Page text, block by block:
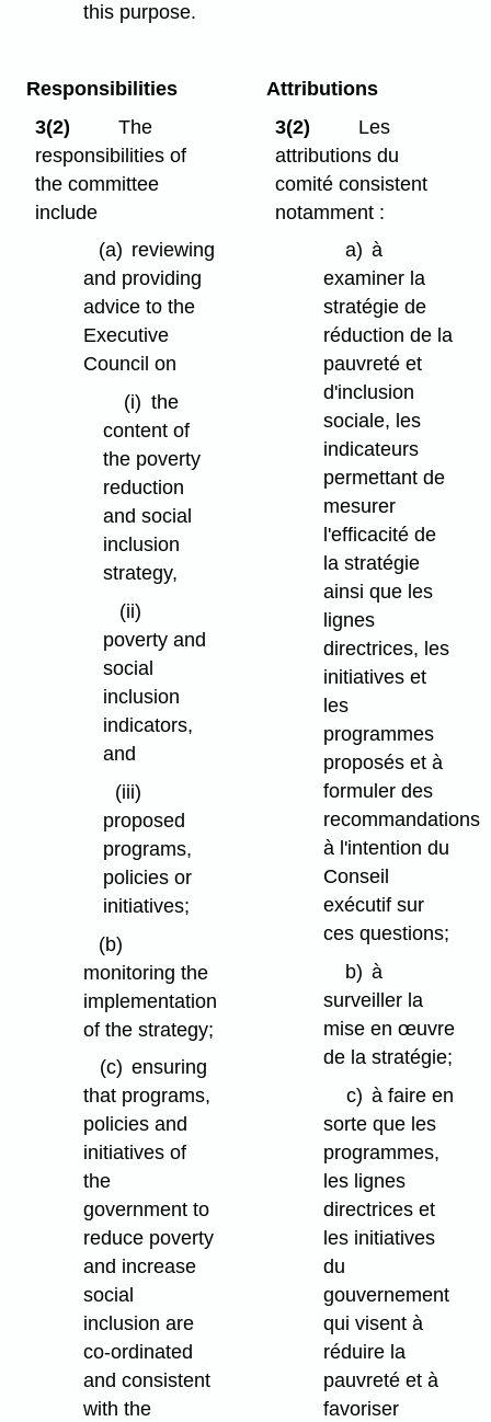
this purpose.
Responsibilities
3(2)
The
responsibilities of
the committee
include
(a) reviewing
and providing
advice to the
Executive
Council on
(i) the
content of
the poverty
reduction
and social
inclusion
strategy,
(ii)
poverty and
social
inclusion
indicators,
and
(iii)
proposed
programs,
policies or
initiatives;
(b)
monitoring the
implementation
of the strategy;
(c) ensuring
that programs,
policies and
initiatives of
the
government to
reduce poverty
and increase
social
inclusion are
co-ordinated
and consistent
with the
Attributions
3(2)
Les
attributions du
comité consistent
notamment :
a) à
examiner la
stratégie de
réduction de la
pauvreté et
d'inclusion
sociale, les
indicateurs
permettant de
mesurer
l'efficacité de
la stratégie
ainsi que les
lignes
directrices, les
initiatives et
les
programmes
proposés et à
formuler des
recommandations
à l'intention du
Conseil
exécutif sur
ces questions;
b) à
surveiller la
mise en œuvre
de la stratégie;
c) à faire en
sorte que les
programmes,
les lignes
directrices et
les initiatives
du
gouvernement
qui visent à
réduire la
pauvreté et à
favoriser